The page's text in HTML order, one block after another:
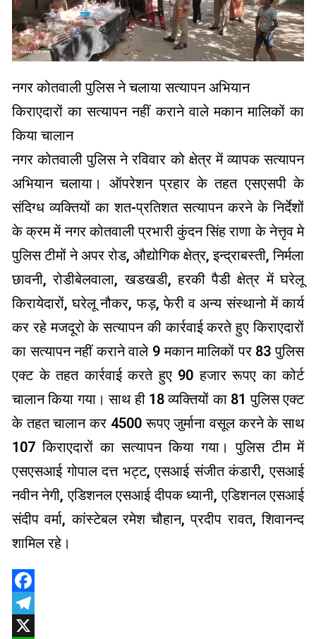
नगर कोतवाली पुलिस ने चलाया सत्यापन अभियान
किराएदारों का सत्यापन नहीं कराने वाले मकान मालिकों का
किया चालान
नगर कोतवाली पुलिस ने रविवार को क्षेत्र में व्यापक सत्यापन
अभियान चलाया। ऑपरेशन प्रहार के तहत एसएसपी के
संदिग्ध व्यक्तियों का शत-प्रतिशत सत्यापन करने के निर्देशों
के क्रम में नगर कोतवाली प्रभारी कुंदन सिंह राणा के नेत्तृव मे
पुलिस टीमों ने अपर रोड, औद्योगिक क्षेत्र, इन्द्राबस्ती, निर्मला
छावनी, रोडीबेलवाला, खडखडी, हरकी पैडी क्षेत्र में घरेलू
किरायेदारों, घरेलू नौकर, फड़, फेरी व अन्य संस्थानो में कार्य
कर रहे मजदूरो के सत्यापन की कार्रवाई करते हुए किराएदारों
का सत्यापन नहीं कराने वाले 9 मकान मालिकों पर 83 पुलिस
एक्ट के तहत कार्रवाई करते हुए 90 हजार रूपए का कोर्ट
चालान किया गया। साथ ही 18 व्यक्तियों का 81 पुलिस एक्ट
के तहत चालान कर 4500 रूपए जुर्माना वसूल करने के साथ
107 किराएदारों का सत्यापन किया गया। पुलिस टीम में
एसएसआई गोपाल दत्त भट्ट, एसआई संजीत कंडारी, एसआई
नवीन नेगी, एडिशनल एसआई दीपक ध्यानी, एडिशनल एसआई
संदीप वर्मा, कांस्टेबल रमेश चौहान, प्रदीप रावत, शिवानन्द
शामिल रहे।
Facebook
Telegram